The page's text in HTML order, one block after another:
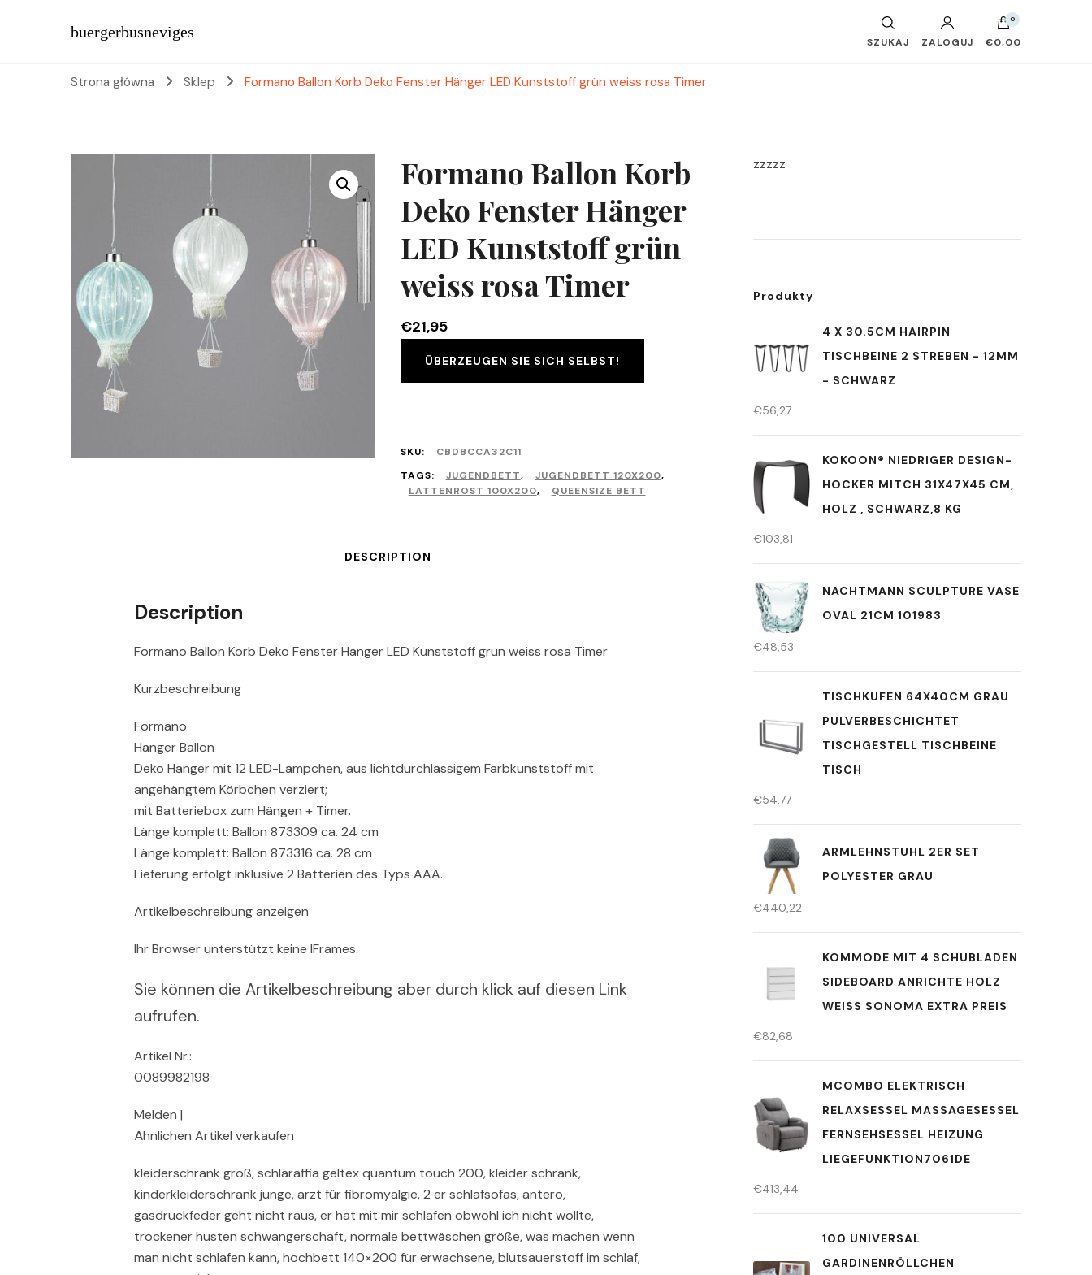
buergerbusneviges
SZUKAJ ZALOGUJ
0
€0,00
Strona główna Sklep Formano Ballon Korb Deko Fenster Hänger LED Kunststoff grün weiss rosa Timer
Formano Ballon Korb
Deko Fenster Hänger
LED Kunststoff grün
weiss rosa Timer
€21,95
ÜBERZEUGEN SIE SICH SELBST!
SKU:
CBDBCCA32C11
TAGS:
JUGENDBETT, JUGENDBETT 120X200,
LATTENROST 100X200, QUEENSIZE BETT
DESCRIPTION
Description
Formano Ballon Korb Deko Fenster Hänger LED Kunststoff grün weiss rosa Timer
Kurzbeschreibung
Formano
Hänger Ballon
Deko Hänger mit 12 LED-Lämpchen, aus lichtdurchlässigem Farbkunststoff mit
angehängtem Körbchen verziert;
mit Batteriebox zum Hängen + Timer.
Länge komplett: Ballon 873309 ca. 24 cm
Länge komplett: Ballon 873316 ca. 28 cm
Lieferung erfolgt inklusive 2 Batterien des Typs AAA.
Artikelbeschreibung anzeigen
Ihr Browser unterstützt keine IFrames.
Sie können die Artikelbeschreibung aber durch klick auf diesen Link
aufrufen.
Artikel Nr.:
0089982198
Melden |
Ähnlichen Artikel verkaufen
kleiderschrank groß, schlaraffia geltex quantum touch 200, kleider schrank,
kinderkleiderschrank junge, arzt für fibromyalgie, 2 er schlafsofas, antero,
gasdruckfeder geht nicht raus, er hat mit mir schlafen obwohl ich nicht wollte,
trockener husten schwangerschaft, normale bettwäschen größe, was machen wenn
man nicht schlafen kann, hochbett 140×200 für erwachsene, blutsauerstoff im schlaf,
zzzzz
Produkty
4 X 30.5CM HAIRPIN
TISCHBEINE 2 STREBEN - 12MM
- SCHWARZ
€56,27
KOKOON® NIEDRIGER DESIGN-
HOCKER MITCH 31X47X45 CM,
HOLZ , SCHWARZ,8 KG
€103,81
NACHTMANN SCULPTURE VASE
OVAL 21CM 101983
€48,53
TISCHKUFEN 64X40CM GRAU
PULVERBESCHICHTET
TISCHGESTELL TISCHBEINE
TISCH
€54,77
ARMLEHNSTUHL 2ER SET
POLYESTER GRAU
€440,22
KOMMODE MIT 4 SCHUBLADEN
SIDEBOARD ANRICHTE HOLZ
WEISS SONOMA EXTRA PREIS
€82,68
MCOMBO ELEKTRISCH
RELAXSESSEL MASSAGESESSEL
FERNSEHSESSEL HEIZUNG
LIEGEFUNKTION7061DE
€413,44
100 UNIVERSAL
GARDINENRÖLLCHEN